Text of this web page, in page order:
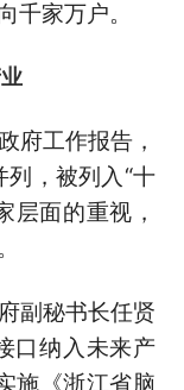
千家万户。
府工作报告，
，被列入“十
层面的重视，
副秘书长任贤
口纳入未来产
施《浙江省脑